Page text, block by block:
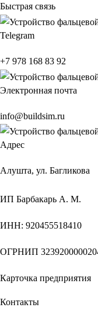
Быстрая связь
Telegram
+7 978 168 83 92
Электронная почта
info@buildsim.ru
Адрес
Алушта, ул. Багликова
ИП Барбакарь А. М.
ИНН: 920455518410
ОГРНИП
Карточка предприятия
Контакты